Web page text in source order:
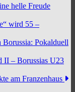
helle Freude
wird 55 –
Borussia: Pokalduell
II – Borussias U23
am Franzenhaus